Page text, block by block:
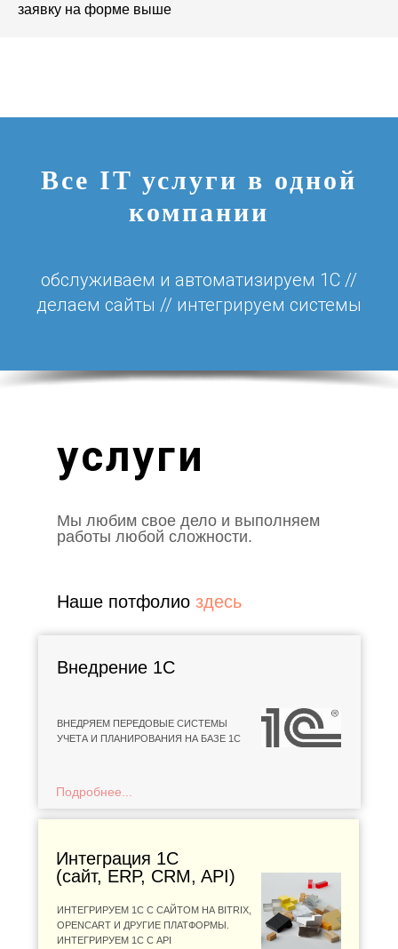
заявку на форме выше
Все IT услуги в одной
компании
обслуживаем и автоматизируем 1С //
делаем сайты // интегрируем системы
услуги
Мы любим свое дело и выполняем
работы любой сложности.
Внедрение 1С
ВНЕДРЯЕМ ПЕРЕДОВЫЕ СИСТЕМЫ
УЧЕТА И ПЛАНИРОВАНИЯ НА БАЗЕ 1С
Интеграция 1С
(сайт, ERP, CRM, API)
ИНТЕГРИРУЕМ 1С С САЙТОМ НА BITRIX,
OPENCART И ДРУГИЕ ПЛАТФОРМЫ.
ИНТЕГРИРУЕМ 1C С API
Подробнее...
Наше потфолио здесь